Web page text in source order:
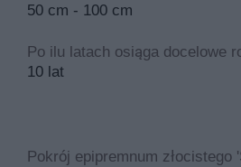
50 cm - 100 cm
Po ilu latach osiąga docelowe
10 lat
Pokrój epipremnum złocistego